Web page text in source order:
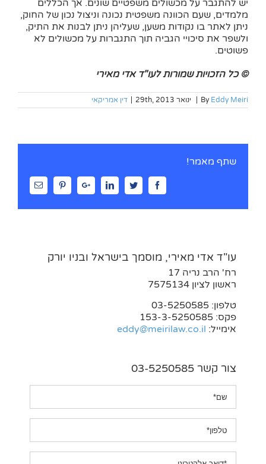
יש להתגבר על מכשולים משפטיים שונים. אך הכללים
מלמדים, שעם הכוונה משפטית נכונה וניצול נכון של החוק,
ניתן לאתר בו נקודות משען, שעליהן ניתן לבנות את התיק,
ולשפר את סיכויי הגביה תוך התגברות על מכשולים לא
פשוטים.
© כל הזכויות שמורות לעו"ד אדי מאירי
By Eddy Meiri ינואר 29th, 2013 דין אמריקאי
שתף מאמר!
Facebook
Twitter
Linkedin
Google+
Pinterest
Email
עו"ד אדי מאירי, מוסמך בישראל ובניו יורק
רח' הרב נריה 17
ראשון לציון 7575134
טלפון: 03-5250585
פקס: 153-3-5250585
אימייל: eddy@meirilaw.co.il
צור קשר 03-5250585